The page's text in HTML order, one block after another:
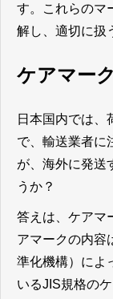
す。これらのマ
解し、適切に扱
ケアマー
日本国内では、
で、輸送業者に
が、海外に発送
うか？
答えは、ケアマ
アマークの内容
準化機構）によ
いるJIS規格の